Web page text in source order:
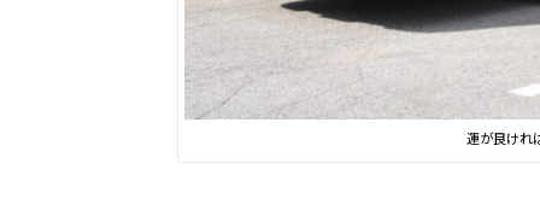
運が良けれ